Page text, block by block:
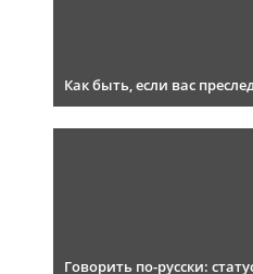
Как быть, если вас
Говорить по-русски: